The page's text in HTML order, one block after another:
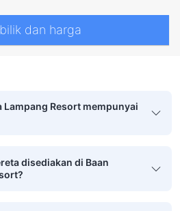
dan harga
Lampang Resort mempunyai
disediakan di Baan